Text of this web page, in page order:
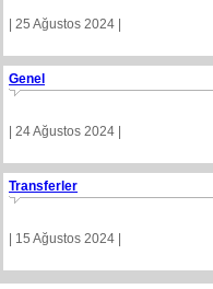
| 25 Ağustos 2024 |
Genel
| 24 Ağustos 2024 |
Transferler
| 15 Ağustos 2024 |